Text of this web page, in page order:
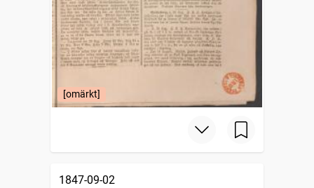
[omärkt]
1847-09-02